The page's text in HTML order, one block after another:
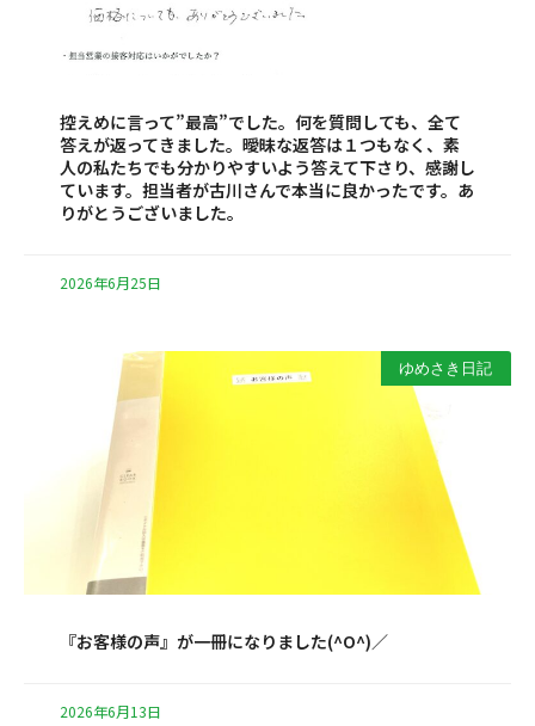
控えめに言って”最高”でした。何を質問しても、全て
答えが返ってきました。曖昧な返答は１つもなく、素
人の私たちでも分かりやすいよう答えて下さり、感謝し
ています。担当者が古川さんで本当に良かったです。あ
りがとうございました。
2026年6月25日
ゆめさき日記
『お客様の声』が一冊になりました(^O^)／
2026年6月13日